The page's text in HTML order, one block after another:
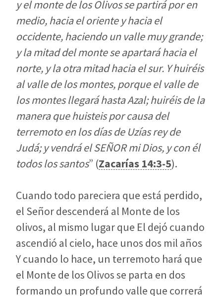
y el monte de los Olivos se partirá por en
medio, hacia el oriente y hacia el
occidente, haciendo un valle muy grande;
y la mitad del monte se apartará hacia el
norte, y la otra mitad hacia el sur. Y huiréis
al valle de los montes, porque el valle de
los montes llegará hasta Azal; huiréis de la
manera que huisteis por causa del
terremoto en los días de Uzías rey de
Judá; y vendrá el SEÑOR mi Dios, y con él
todos los santos” (Zacarías 14:3-5).
Cuando todo pareciera que está perdido,
el Señor descenderá al Monte de los
olivos, al mismo lugar que El dejó cuando
ascendió al cielo, hace unos dos mil años
Y cuando lo hace, un terremoto hará que
el Monte de los Olivos se parta en dos
formando un profundo valle que correrá